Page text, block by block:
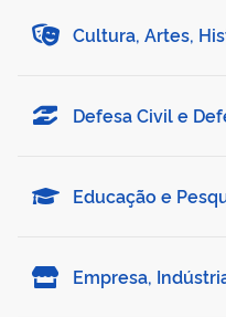
Cultura, Artes,
Defesa Civil e
Educação e
Empresa,